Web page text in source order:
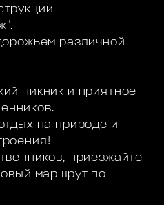
различной
пикник и приятное
на природе и
приезжайте
маршрут по